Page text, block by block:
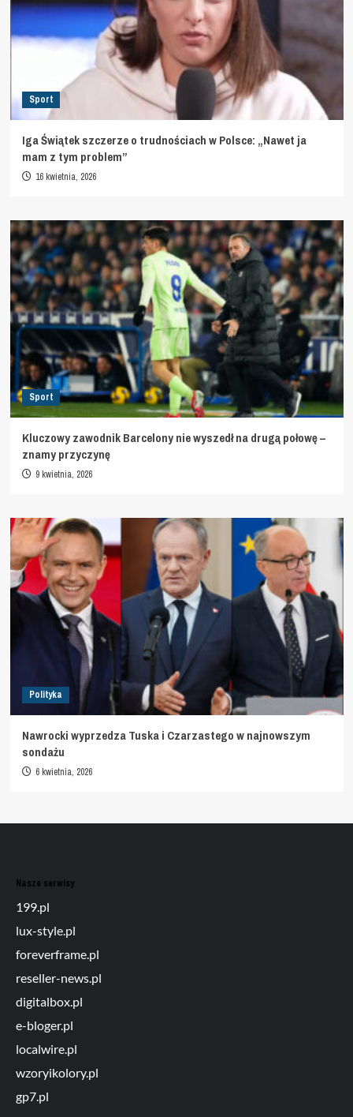
Sport
Iga Świątek szczerze o trudnościach w Polsce: „Nawet ja
mam z tym problem”
16 kwietnia, 2026
Sport
Kluczowy zawodnik Barcelony nie wyszedł na drugą połowę –
znamy przyczynę
9 kwietnia, 2026
Polityka
Nawrocki wyprzedza Tuska i Czarzastego w najnowszym
sondażu
6 kwietnia, 2026
Nasze serwisy
199.pl
lux-style.pl
foreverframe.pl
reseller-news.pl
digitalbox.pl
e-bloger.pl
localwire.pl
wzoryikolory.pl
gp7.pl